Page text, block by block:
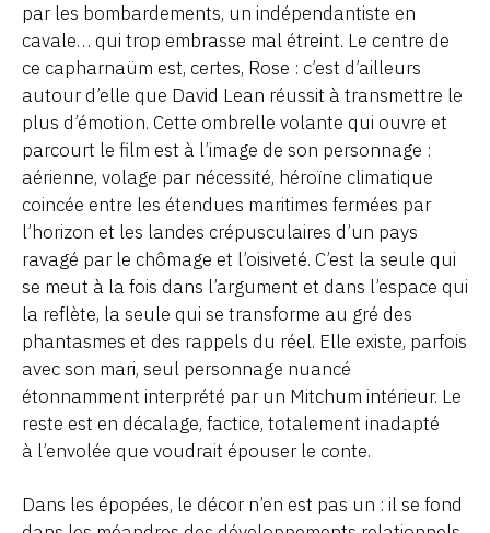
par les bombardements, un indépendantiste en
cavale… qui trop embrasse mal étreint. Le centre de
ce capharnaüm est, certes, Rose : c’est d’ailleurs
autour d’elle que David Lean réussit à transmettre le
plus d’émotion. Cette ombrelle volante qui ouvre et
parcourt le film est à l’image de son personnage :
aérienne, volage par nécessité, héroïne climatique
coincée entre les étendues maritimes fermées par
l’horizon et les landes crépusculaires d’un pays
ravagé par le chômage et l’oisiveté. C’est la seule qui
se meut à la fois dans l’argument et dans l’espace qui
la reflète, la seule qui se transforme au gré des
phantasmes et des rappels du réel. Elle existe, parfois
avec son mari, seul personnage nuancé
étonnamment interprété par un Mitchum intérieur. Le
reste est en décalage, factice, totalement inadapté
à l’envolée que voudrait épouser le conte.
Dans les épopées, le décor n’en est pas un : il se fond